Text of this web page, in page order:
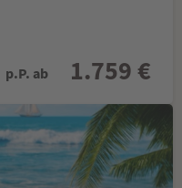
p.P. ab 1.759 €